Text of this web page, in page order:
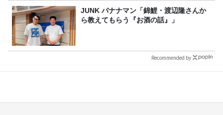
JUNK バナナマン「錦鯉・渡辺隆さんか
ら教えてもらう『お酒の話』」
Recommended by